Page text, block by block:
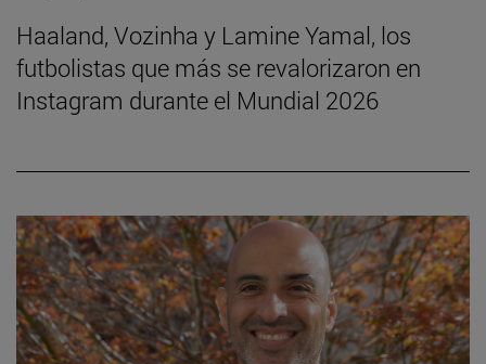
Haaland, Vozinha y Lamine Yamal, los
futbolistas que más se revalorizaron en
Instagram durante el Mundial 2026